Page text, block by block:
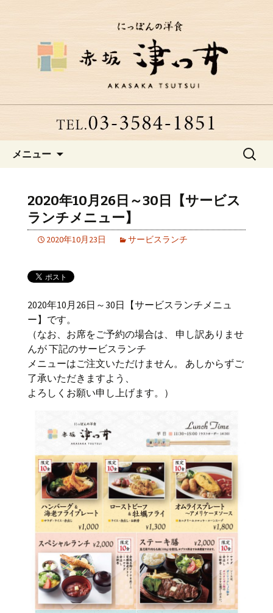
赤坂にある老舗洋食店「津つ
井」からのお知らせ
メニュー
検
2020年10月26日～30日【サービス
ランチメニュー】
2020年10月23日 サービスランチ
2020年10月26日～30日【サービスランチメニュ
ー】です。
（なお、お席をご予約の場合は、 申し訳ありませ
んが 下記のサービスランチ
メニューはご注文いただけません。 あしからずご
了承いただきますよう、
よろしくお願い申し上げます。）